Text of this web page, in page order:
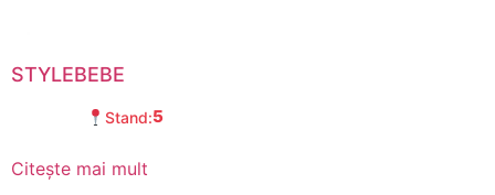
STYLEBEBE
Stand:5
Citește mai mult